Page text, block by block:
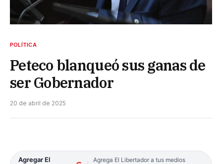
POLÍTICA
Peteco blanqueó sus ganas de
ser Gobernador
20 de abril de 2025
Agregar El
Agrega El Libertador a tus medios